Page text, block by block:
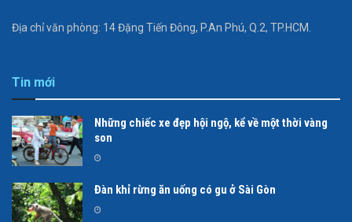
Địa chỉ văn phòng: 14 Đặng Tiến Đông, P.An Phú, Q.2, TP.HCM.
Tin mới
Những chiếc xe đẹp hội ngộ, kể về một thời vàng
son
Đàn khỉ rừng ăn uống có gu ở Sài Gòn